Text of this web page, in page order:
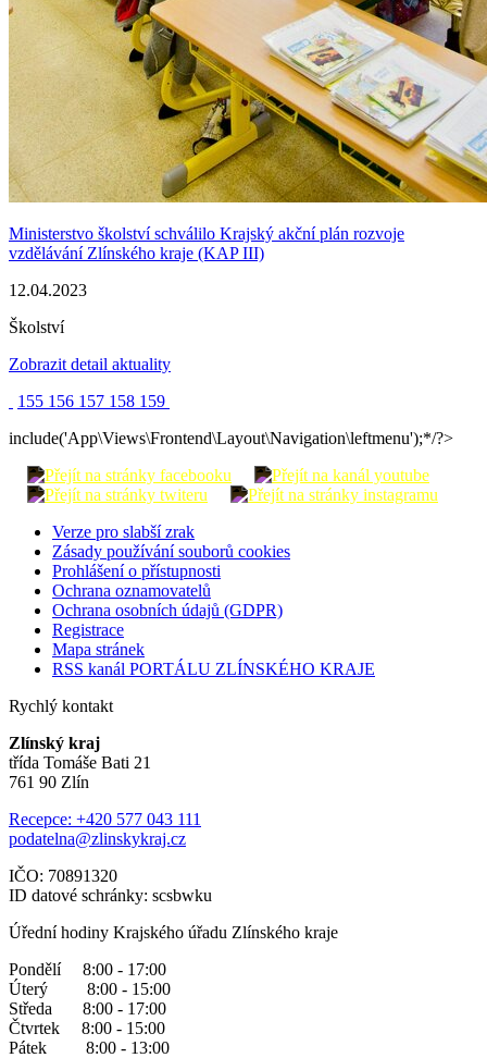
Ministerstvo školství schválilo Krajský akční plán rozvoje
vzdělávání Zlínského kraje (KAP III)
12.04.2023
Školství
Zobrazit detail aktuality
155 156 157 158 159
include('App\Views\Frontend\Layout\Navigation\leftmenu');*/?>
Verze pro slabší zrak
Zásady používání souborů cookies
Prohlášení o přístupnosti
Ochrana oznamovatelů
Ochrana osobních údajů (GDPR)
Registrace
Mapa stránek
RSS kanál PORTÁLU ZLÍNSKÉHO KRAJE
Rychlý kontakt
Zlínský kraj
třída Tomáše Bati 21
761 90 Zlín
Recepce: +420 577 043 111
podatelna@zlinskykraj.cz
IČO: 70891320
ID datové schránky: scsbwku
Úřední hodiny Krajského úřadu Zlínského kraje
Pondělí 8:00 - 17:00
Úterý 8:00 - 15:00
Středa 8:00 - 17:00
Čtvrtek 8:00 - 15:00
Pátek 8:00 - 13:00